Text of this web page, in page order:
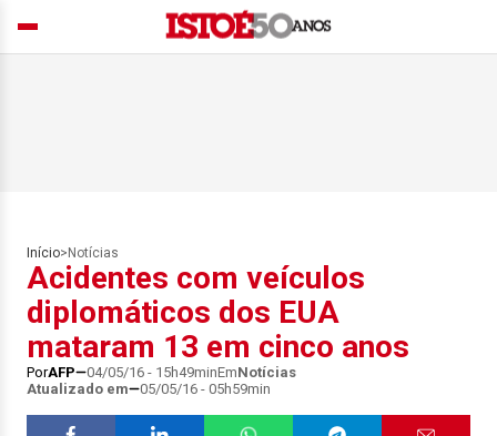
Início> Notícias
Acidentes com veículos
diplomáticos dos EUA
mataram 13 em cinco anos
PorAFP 04/05/16 - 15h49minEmNotícias
Atualizado em
05/05/16 - 05h59min